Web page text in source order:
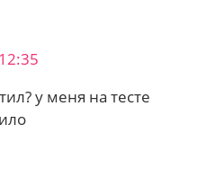
у меня на тесте